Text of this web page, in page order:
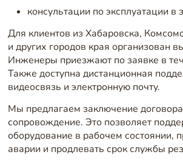
консультации по эксплуатации в
Для клиентов из Хабаровска,
и других городов края организован
Инженеры приезжают по заявке в
Также доступна дистанционная
видеосвязь и электронную почту.
Мы предлагаем заключение
сопровождение. Это позволяет
оборудование в рабочем состоянии,
аварии и продлевать срок службы